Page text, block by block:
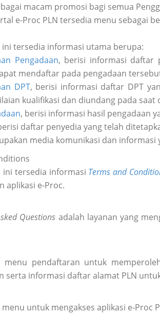
macam promosi bagi semua
e-Proc PLN tersedia menu sebagai
ini tersedia informasi utama berupa:
Pengadaan, berisi informasi daftar
mendaftar pada pengadaan
DPT, berisi informasi daftar DPT
kualifikasi dan diundang pada
, berisi informasi hasil pengadaan
daftar penyedia yang telah
media komunikasi dan
ini tersedia informasi Terms and
aplikasi e-Proc.
Questions adalah layanan yang
menu pendaftaran untuk
serta informasi daftar alamat PLN
untuk mengakses aplikasi e-